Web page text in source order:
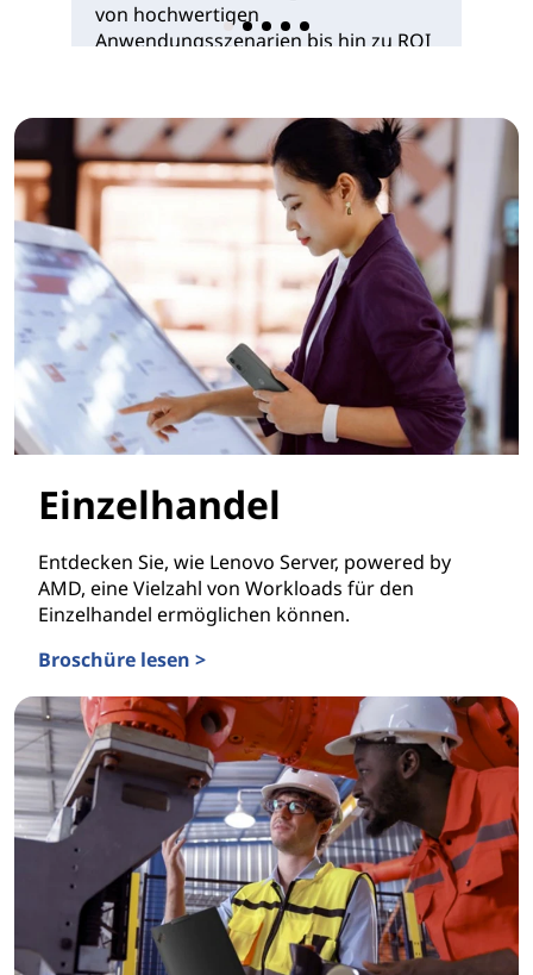
von hochwertigen
Anwendungsszenarien bis hin zu ROI
Infografik anzeigen >
Einzelhandel
Entdecken Sie, wie Lenovo Server, powered by
AMD, eine Vielzahl von Workloads für den
Einzelhandel ermöglichen können.
Broschüre lesen >